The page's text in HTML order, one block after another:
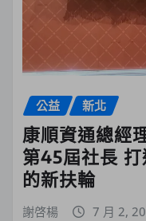
公益 新北
康順資通總經
第45屆社長
的新扶輪
謝啓楊 7 月 2,